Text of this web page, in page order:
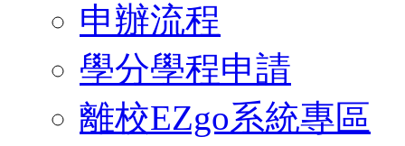
申辦流程
學分學程申請
離校EZgo系統專區